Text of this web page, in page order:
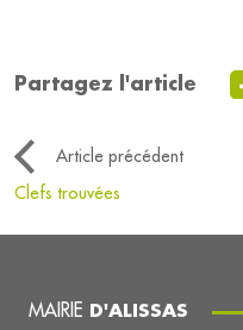
Partagez l'article
Article précédent
Clefs trouvées
MAIRIE D'ALISSAS